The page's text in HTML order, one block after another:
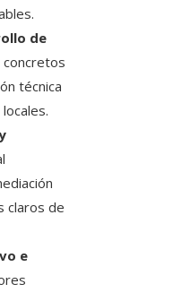
de
técnica
claros de
e